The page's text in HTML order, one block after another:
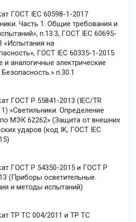
ГОСТ IEC 60598-1-2017
Часть 1. Общие требования и
п.13.3, ГОСТ IEC 60695-
«Испытания на
ГОСТ IEC 60335-1-2015
и аналогичные электрические
п.30.1
ГОСТ Р 55841-2013 (IEC/TR
«Светильники. Определение
МЭК 62262» (Защита от внешних
ударов (код IK, ГОСТ IEC
ГОСТ Р 54350-2015 и ГОСТ Р
(Приборы осветительные.
и методы испытаний)
ТР ТС 004/2011 и ТР ТС